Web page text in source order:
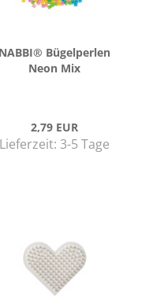
NABBI® Bü­gel­per­len
Neon Mix
2,79 EUR
Lieferzeit: 3-5 Tage